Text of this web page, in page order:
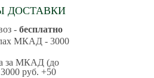
ДОСТАВКИ
- бесплатно
МКАД - 3000
за МКАД (до
руб. +50